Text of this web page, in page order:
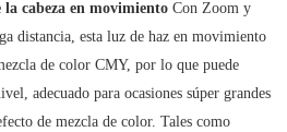
la cabeza en movimiento Con Zoom y
distancia, esta luz de haz en movimiento
de color CMY, por lo que puede
adecuado para ocasiones súper grandes
de mezcla de color. Tales como